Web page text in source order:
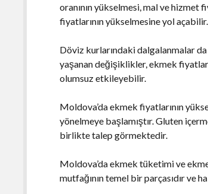
oranının yükselmesi, mal ve hizmet
fiyatlarının yükselmesine yol açabilir.
Döviz kurlarındaki dalgalanmalar
yaşanan değişiklikler, ekmek
olumsuz etkileyebilir.
Moldova’da ekmek fiyatlarının
yönelmeye başlamıştır. Gluten
birlikte talep görmektedir.
Moldova’da ekmek tüketimi ve
mutfağının temel bir parçasıdır ve